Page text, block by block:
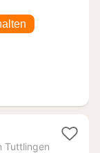
€
Tuttlingen